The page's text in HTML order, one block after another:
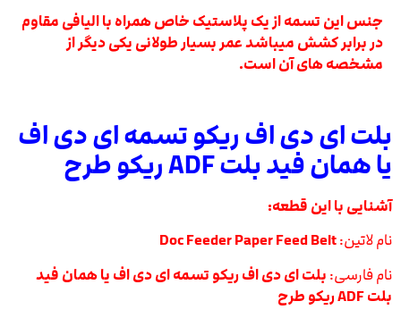
جنس این تسمه از یک پلاستیک خاص همراه با الیافی مقاوم
در برابر کشش میباشد عمر بسیار طولانی یکی دیگر از
مشخصه های آن است.
بلت ای دی اف ریکو تسمه ای دی اف
یا همان فید بلت ADF ریکو طرح
آشنایی با این قطعه:
نام لاتین:Doc Feeder Paper Feed Belt
نام فارسی: بلت ای دی اف ریکو تسمه ای دی اف یا همان فید
بلت ADF ریکو طرح